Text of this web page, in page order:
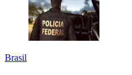
Brasil